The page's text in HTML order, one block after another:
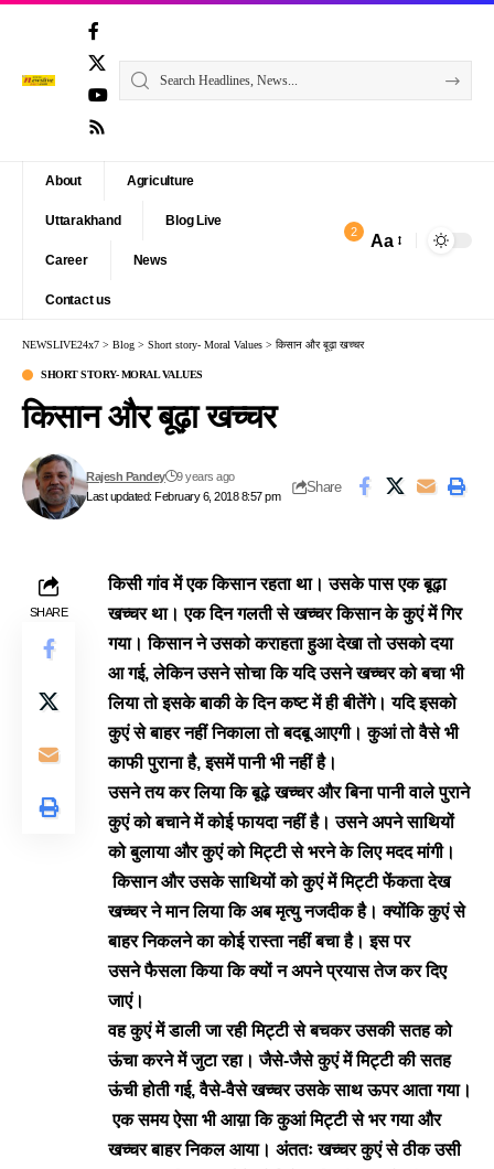
About Agriculture
Uttarakhand Blog Live
Career News
Contact us
2 Aa
NEWSLIVE24x7 > Blog > Short story- Moral Values > किसान और बूढ़ा खच्चर
SHORT STORY- MORAL VALUES
किसान और बूढ़ा खच्चर
Last updated: February 6, 2018 8:57 pm
Rajesh Pandey 9 years ago
Share
SHARE
किसी गांव में एक किसान रहता था। उसके पास एक बूढ़ा
खच्चर था। एक दिन गलती से खच्चर किसान के कुएं में गिर
गया। किसान ने उसको कराहता हुआ देखा तो उसको दया
आ गई, लेकिन उसने सोचा कि यदि उसने खच्चर को बचा भी
लिया तो इसके बाकी के दिन कष्ट में ही बीतेंगे। यदि इसको
कुएं से बाहर नहीं निकाला तो बदबू आएगी। कुआं तो वैसे भी
काफी पुराना है, इसमें पानी भी नहीं है।
उसने तय कर लिया कि बूढ़े खच्चर और बिना पानी वाले पुराने
कुएं को बचाने में कोई फायदा नहीं है। उसने अपने साथियों
को बुलाया और कुएं को मिट्टी से भरने के लिए मदद मांगी।
किसान और उसके साथियों को कुएं में मिट्टी फेंकता देख
खच्चर ने मान लिया कि अब मृत्यु नजदीक है। क्योंकिकुएं से
बाहर निकलने का कोई रास्ता नहीं बचा है। इस पर
उसनेफैसला किया कि क्यों न अपने प्रयास तेज कर दिए
जाएं।
वह कुएं में डाली जा रही मिट्टी से बचकर उसकी सतह को
ऊंचा करने में जुटा रहा। जैसे-जैसे कुएं में मिट्टी की सतह
ऊंची होती गई, वैसे-वैसे खच्चर उसके साथ ऊपर आता गया।
एक समय ऐसा भी आय़ा कि कुआं मिट्टी से भर गया और
खच्चर बाहर निकल आया। अंततः खच्चर कुएं से ठीक उसी